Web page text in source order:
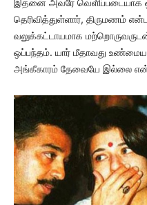
தெரிவித்துள்ளார், திருமணம்
வலுக்கட்டாயமாக
ஒப்பந்தம். யார் மீதாவது
அங்கீகாரம் தேவையே இல்லை